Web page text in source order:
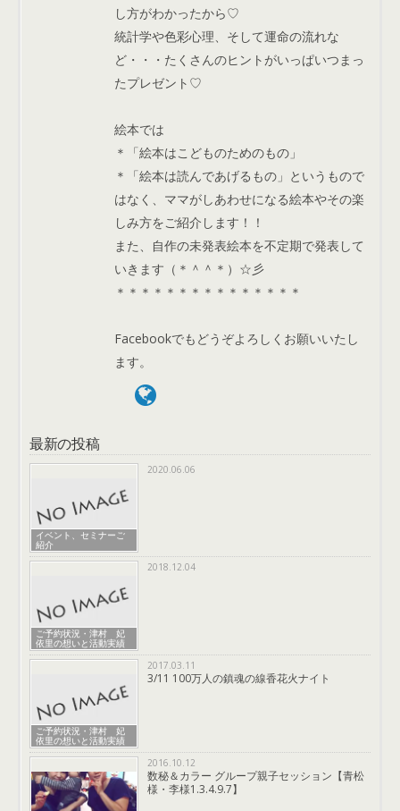
し方がわかったから♡
統計学や色彩心理、そして運命の流れな
ど・・・たくさんのヒントがいっぱいつまっ
たプレゼント♡
絵本では
＊「絵本はこどものためのもの」
＊「絵本は読んであげるもの」というもので
はなく、ママがしあわせになる絵本やその楽
しみ方をご紹介します！！
また、自作の未発表絵本を不定期で発表して
いきます（＊＾＾＊）☆彡
＊＊＊＊＊＊＊＊＊＊＊＊＊＊＊
Facebookでもどうぞよろしくお願いいたし
ます。
最新の投稿
イベント、セミナーご
紹介
2020.06.06
ご予約状況・津村 妃
依里の想いと活動実績
2018.12.04
ご予約状況・津村 妃
依里の想いと活動実績
2017.03.11
3/11 100万人の鎮魂の線香花火ナイト
2016.10.12
数秘＆カラー グループ親子セッション【青松
様・李様1.3.4.9.7】